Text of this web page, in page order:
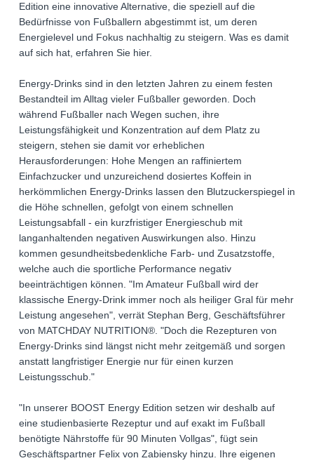
Edition eine innovative Alternative, die speziell auf die
Bedürfnisse von Fußballern abgestimmt ist, um deren
Energielevel und Fokus nachhaltig zu steigern. Was es damit
auf sich hat, erfahren Sie hier.
Energy-Drinks sind in den letzten Jahren zu einem festen
Bestandteil im Alltag vieler Fußballer geworden. Doch
während Fußballer nach Wegen suchen, ihre
Leistungsfähigkeit und Konzentration auf dem Platz zu
steigern, stehen sie damit vor erheblichen
Herausforderungen: Hohe Mengen an raffiniertem
Einfachzucker und unzureichend dosiertes Koffein in
herkömmlichen Energy-Drinks lassen den Blutzuckerspiegel in
die Höhe schnellen, gefolgt von einem schnellen
Leistungsabfall - ein kurzfristiger Energieschub mit
langanhaltenden negativen Auswirkungen also. Hinzu
kommen gesundheitsbedenkliche Farb- und Zusatzstoffe,
welche auch die sportliche Performance negativ
beeinträchtigen können. "Im Amateur Fußball wird der
klassische Energy-Drink immer noch als heiliger Gral für mehr
Leistung angesehen", verrät Stephan Berg, Geschäftsführer
von MATCHDAY NUTRITION®. "Doch die Rezepturen von
Energy-Drinks sind längst nicht mehr zeitgemäß und sorgen
anstatt langfristiger Energie nur für einen kurzen
Leistungsschub."
"In unserer BOOST Energy Edition setzen wir deshalb auf
eine studienbasierte Rezeptur und auf exakt im Fußball
benötigte Nährstoffe für 90 Minuten Vollgas", fügt sein
Geschäftspartner Felix von Zabiensky hinzu. Ihre eigenen